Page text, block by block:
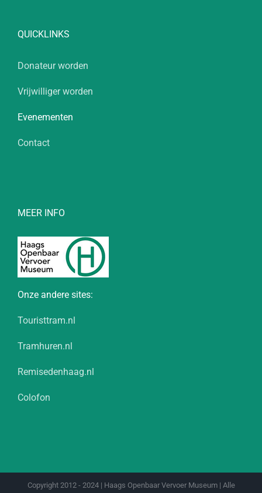
QUICKLINKS
Donateur worden
Vrijwilliger worden
Evenementen
Contact
MEER INFO
Onze andere sites:
Touristtram.nl
Tramhuren.nl
Remisedenhaag.nl
Colofon
Copyright 2012 - 2024 | Haags Openbaar Vervoer Museum | Alle